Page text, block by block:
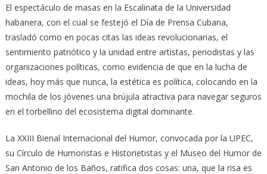
El espectáculo de masas en la Escalinata de la Universidad
habanera, con el cual se festejó el Día de Prensa Cubana,
trasladó como en pocas citas las ideas revolucionarias, el
sentimiento patriótico y la unidad entre artistas, periodistas y las
organizaciones políticas, como evidencia de que en la lucha de
ideas, hoy más que nunca, la estética es política, colocando en la
mochila de los jóvenes una brújula atractiva para navegar seguros
en el torbellino del ecosistema digital dominante.
La XXIII Bienal Internacional del Humor, convocada por la UPEC,
su Círculo de Humoristas e Historietistas y el Museo del Humor de
San Antonio de los Baños, ratifica dos cosas: una, que la risa es